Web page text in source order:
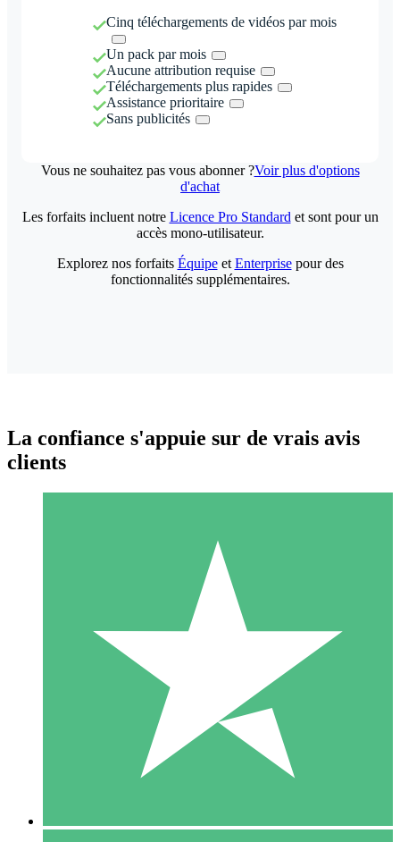
Cinq téléchargements de vidéos par mois
Un pack par mois
Aucune attribution requise
Téléchargements plus rapides
Assistance prioritaire
Sans publicités
Vous ne souhaitez pas vous abonner ?Voir plus d'options
d'achat
Packs de Crédits Individuels
Payez à l'utilisation avec des crédits de téléchargement. Sans
1 Téléchargement
10 00
Les forfaits incluent notre Licence Pro Standard et sont pour un
accès mono-utilisateur.
Explorez nos forfaits Équipeet Enterprisepour des
fonctionnalités supplémentaires.
La confiance s'appuie sur de vrais avis
clients